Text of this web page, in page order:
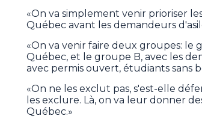
«On va simplement venir prioriser
Québec avant les demandeurs
«On va venir faire deux groupes: le
Québec, et le groupe B, avec les
avec permis ouvert, étudiants sans
«On ne les exclut pas, s'est-elle
les exclure. Là, on va leur donner
Québec.»